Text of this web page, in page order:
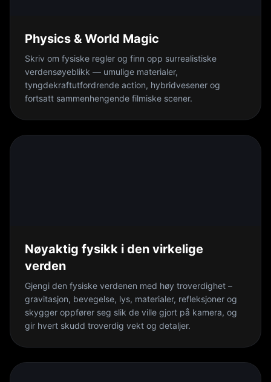
Physics & World Magic
Skriv om fysiske regler og finn opp surrealistiske
verdensøyeblikk — umulige materialer,
tyngdekraftutfordrende action, hybridvesener og
fortsatt sammenhengende filmiske scener.
Nøyaktig fysikk i den virkelige
verden
Gjengi den fysiske verdenen med høy troverdighet –
gravitasjon, bevegelse, lys, materialer, refleksjoner og
skygger oppfører seg slik de ville gjort på kamera, og
gir hvert skudd troverdig vekt og detaljer.